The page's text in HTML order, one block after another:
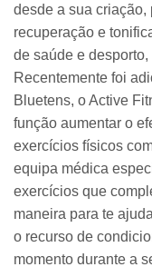
desde a sua criação,
recuperação e
de saúde e
Recentemente foi
Bluetens, o Active
função aumentar o
exercícios físicos
equipa médica
exercícios que
maneira para te
o recurso de
momento durante a